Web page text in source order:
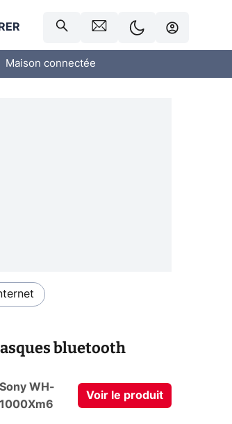
Maison connectée
bluetooth
Sony WH-
1000Xm6
Voir le produit